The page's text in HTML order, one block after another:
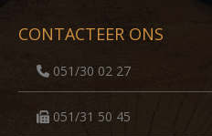
CONTACTEER ONS
051/30 02 27
051/31 50 45